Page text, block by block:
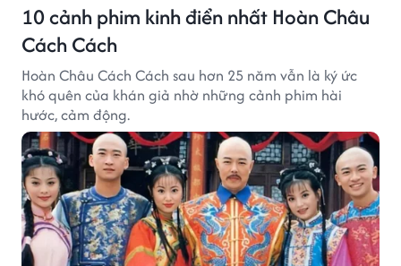
10 cảnh phim kinh điển nhất Hoàn Châu
Cách Cách
Hoàn Châu Cách Cách sau hơn 25 năm vẫn là ký ức
khó quên của khán giả nhờ những cảnh phim hài
hước, cảm động.